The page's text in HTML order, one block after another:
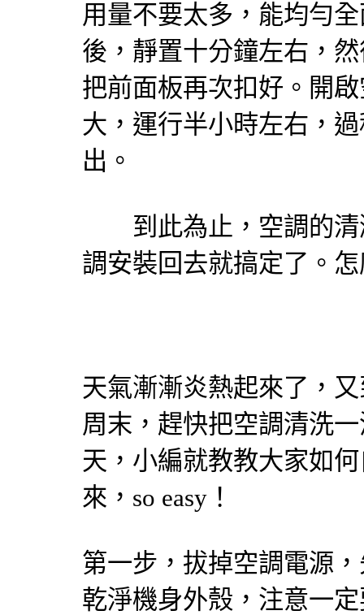
用量不要太多，能均勻
後，靜置十分鐘左右，
把前面板再次扣好。開
大，運行半小時左右，
出。
到此為止，空調的清
調安裝回去就搞定了。
天氣漸漸炎熱起來了，
周末，趕快把空調清洗
天，小編就教教大家如
來，so easy！
第一步，拔掉空調電源
乾淨機身外殼，注意一